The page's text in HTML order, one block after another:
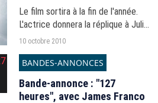
Le film sortira à la fin de l'année.
L'actrice donnera la réplique à Julie
Depardieu.
10 octobre 2010
BANDES-ANNONCES
Bande-annonce : "127
heures", avec James Franco